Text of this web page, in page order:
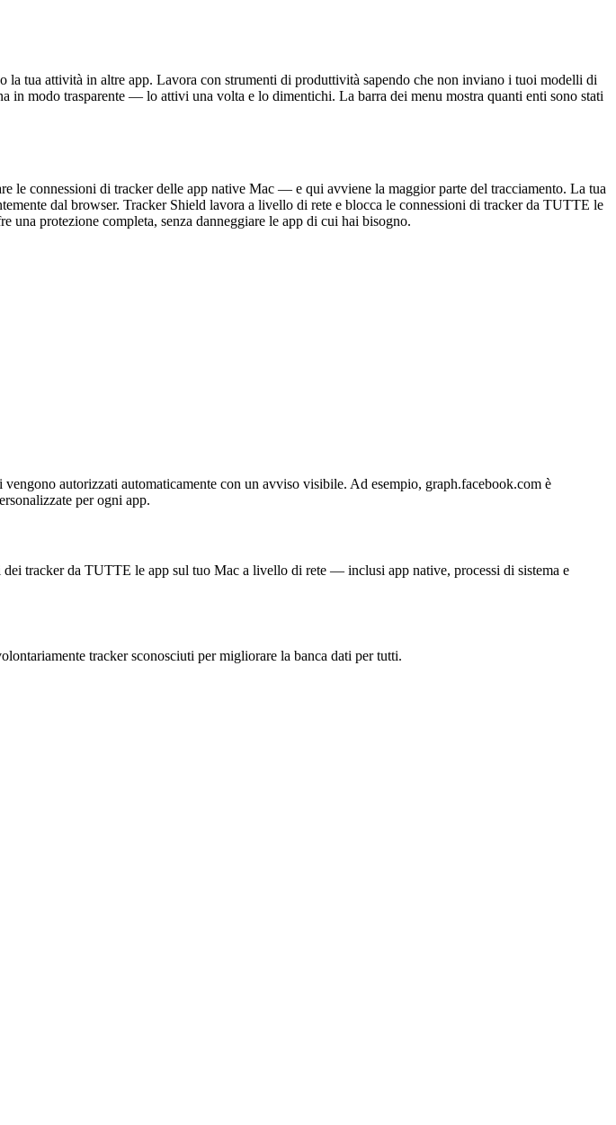
la tua attività in altre app. Lavora con strumenti di produttività sapendo che non inviano i tuoi modelli di
modo trasparente — lo attivi una volta e lo dimentichi. La barra dei menu mostra quanti enti sono stati
le connessioni di tracker delle app native Mac — e qui avviene la maggior parte del tracciamento. La tua
dal browser. Tracker Shield lavora a livello di rete e blocca le connessioni di tracker da TUTTE le
protezione completa, senza danneggiare le app di cui hai bisogno.
autorizzati automaticamente con un avviso visibile. Ad esempio, graph.facebook.com è
per ogni app.
tracker da TUTTE le app sul tuo Mac a livello di rete — inclusi app native, processi di sistema e
tracker sconosciuti per migliorare la banca dati per tutti.